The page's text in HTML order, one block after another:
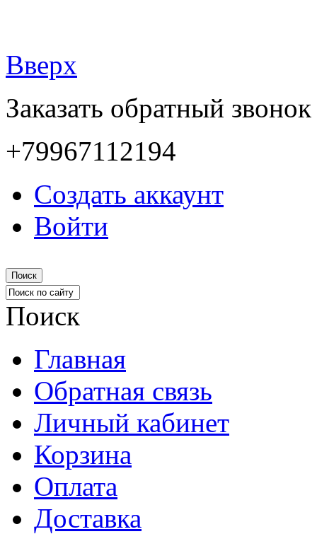
Вверх
Заказать обратный звонок
+79967112194
Создать аккаунт
Войти
Поиск
Поиск
Главная
Обратная связь
Личный кабинет
Корзина
Оплата
Доставка